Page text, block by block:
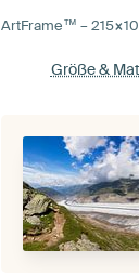
ArtFrame™ –
Größe &